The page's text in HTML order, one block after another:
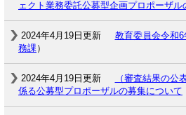
ェクト業務委託公募型企画プロポーザル
2024年4月19日更新 教育委員会令和
務課）
2024年4月19日更新
（審査結果の公
係る公募型プロポーザルの募集について